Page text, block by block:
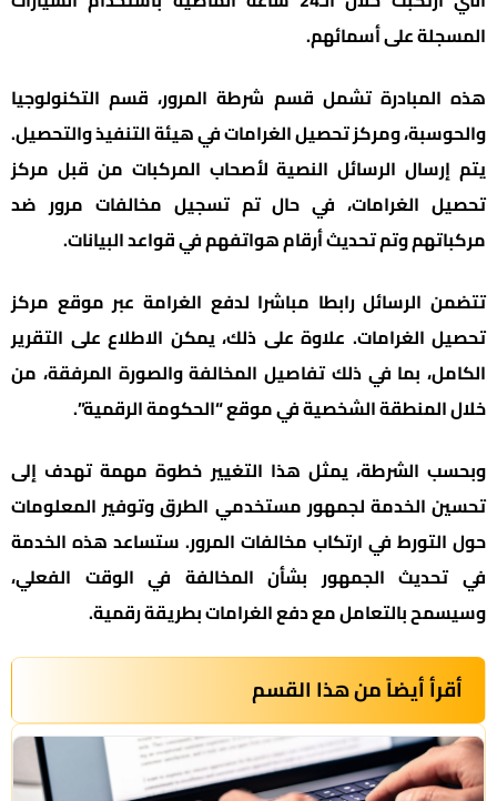
المسجلة على أسمائهم.
هذه المبادرة تشمل قسم شرطة المرور، قسم التكنولوجيا
والحوسبة، ومركز تحصيل الغرامات في هيئة التنفيذ والتحصيل.
يتم إرسال الرسائل النصية لأصحاب المركبات من قبل مركز
تحصيل الغرامات، في حال تم تسجيل مخالفات مرور ضد
مركباتهم وتم تحديث أرقام هواتفهم في قواعد البيانات.
تتضمن الرسائل رابطا مباشرا لدفع الغرامة عبر موقع مركز
تحصيل الغرامات. علاوة على ذلك، يمكن الاطلاع على التقرير
الكامل، بما في ذلك تفاصيل المخالفة والصورة المرفقة، من
خلال المنطقة الشخصية في موقع “الحكومة الرقمية”.
وبحسب الشرطة، يمثل هذا التغيير خطوة مهمة تهدف إلى
تحسين الخدمة لجمهور مستخدمي الطرق وتوفير المعلومات
حول التورط في ارتكاب مخالفات المرور. ستساعد هذه الخدمة
في تحديث الجمهور بشأن المخالفة في الوقت الفعلي،
وسيسمح بالتعامل مع دفع الغرامات بطريقة رقمية.
أقرأ أيضاً من هذا القسم